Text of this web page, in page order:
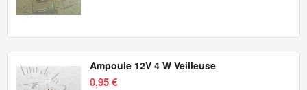
Ampoule 12V 4 W Veilleuse
0,95 €